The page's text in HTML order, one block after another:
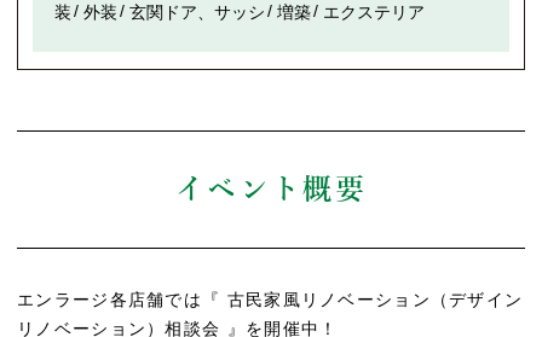
装
外装 玄関ドア、サッシ 増築 エクステリア
イベント概要
エンラージ各店舗では『 古民家風リノベーション（デザイン
リノベーション）相談会 』を開催中！